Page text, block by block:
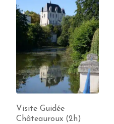
Visite Guidée
Châteauroux (2h)